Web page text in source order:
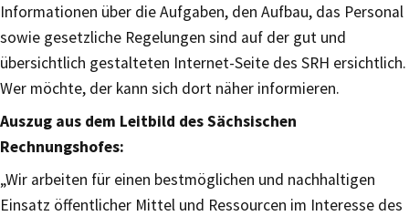
Informationen über die Aufgaben, den Aufbau, das Personal
sowie gesetzliche Regelungen sind auf der gut und
übersichtlich gestalteten Internet-Seite des SRH ersichtlich.
Wer möchte, der kann sich dort näher informieren.
Auszug aus dem Leitbild des Sächsischen
Rechnungshofes:
„Wir arbeiten für einen bestmöglichen und nachhaltigen
Einsatz öffentlicher Mittel und Ressourcen im Interesse des